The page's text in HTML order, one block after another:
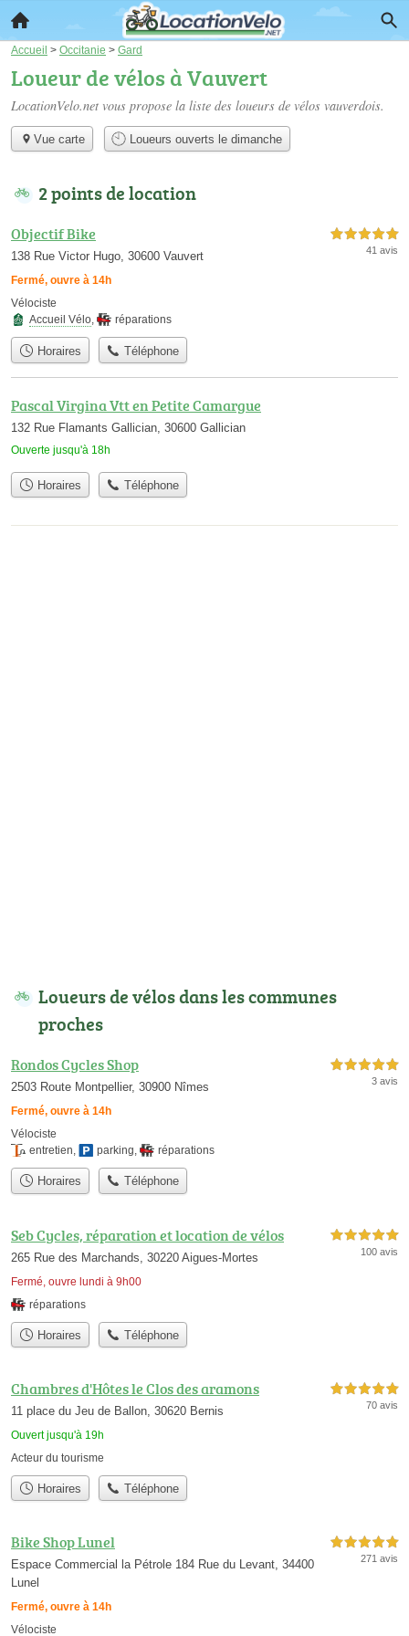
Accueil > Occitanie > Gard
Loueur de vélos à Vauvert
LocationVelo.net vous propose la liste des loueurs de vélos vauverdois.
Vue carte Loueurs ouverts le dimanche
2 points de location
Objectif Bike
138 Rue Victor Hugo, 30600 Vauvert
Fermé, ouvre à 14h
5,0 étoiles sur 5
41 avis
Vélociste
Accueil Vélo, réparations
Horaires Téléphone
Pascal Virgina Vtt en Petite Camargue
132 Rue Flamants Gallician, 30600 Gallician
Ouverte jusqu'à 18h
Horaires Téléphone
Loueurs de vélos dans les communes
proches
Rondos Cycles Shop
2503 Route Montpellier, 30900 Nîmes
Fermé, ouvre à 14h
5,0 étoiles sur 5
3 avis
Vélociste
entretien, parking, réparations
Horaires Téléphone
Seb Cycles, réparation et location de vélos
265 Rue des Marchands, 30220 Aigues-Mortes
Fermé, ouvre lundi à 9h00
5,0 étoiles sur 5
100 avis
réparations
Horaires Téléphone
Chambres d'Hôtes le Clos des aramons
11 place du Jeu de Ballon, 30620 Bernis
Ouvert jusqu'à 19h
5,0 étoiles sur 5
70 avis
Acteur du tourisme
Horaires Téléphone
Bike Shop Lunel
Espace Commercial la Pétrole 184 Rue du Levant, 34400
Lunel
Fermé, ouvre à 14h
5,0 étoiles sur 5
271 avis
Vélociste